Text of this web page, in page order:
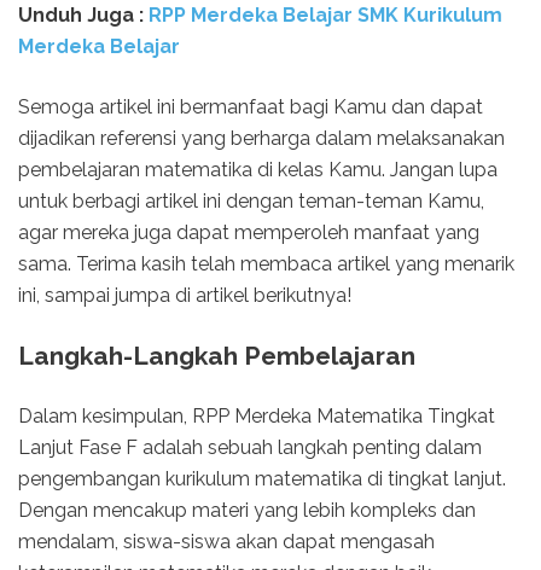
Unduh Juga : RPP Merdeka Belajar SMK Kurikulum
Merdeka Belajar
Semoga artikel ini bermanfaat bagi Kamu dan dapat
dijadikan referensi yang berharga dalam melaksanakan
pembelajaran matematika di kelas Kamu. Jangan lupa
untuk berbagi artikel ini dengan teman-teman Kamu,
agar mereka juga dapat memperoleh manfaat yang
sama. Terima kasih telah membaca artikel yang menarik
ini, sampai jumpa di artikel berikutnya!
Langkah-Langkah Pembelajaran
Dalam kesimpulan, RPP Merdeka Matematika Tingkat
Lanjut Fase F adalah sebuah langkah penting dalam
pengembangan kurikulum matematika di tingkat lanjut.
Dengan mencakup materi yang lebih kompleks dan
mendalam, siswa-siswa akan dapat mengasah